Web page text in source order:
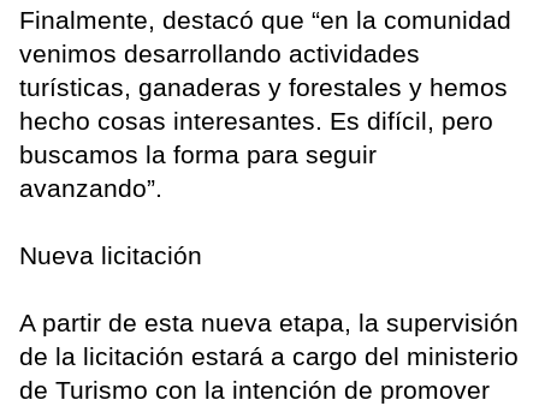
Finalmente, destacó que “en la comunidad
venimos desarrollando actividades
turísticas, ganaderas y forestales y hemos
hecho cosas interesantes. Es difícil, pero
buscamos la forma para seguir
avanzando”.
Nueva licitación
A partir de esta nueva etapa, la supervisión
de la licitación estará a cargo del ministerio
de Turismo con la intención de promover